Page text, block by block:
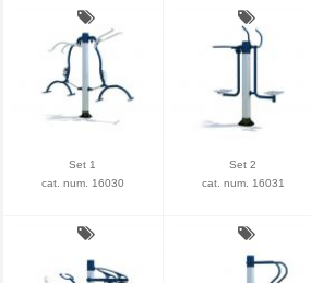
Prouktu līnijas +
Kontakti
Kataloga pasūtīšana
Lars Laj on Facebook
Set 1
cat. num. 16030
Set 2
cat. num. 16031